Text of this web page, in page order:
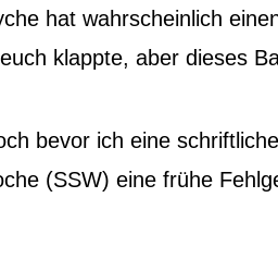
hat wahrscheinlich
klappte, aber dieses
bevor ich eine
(SSW) eine frühe